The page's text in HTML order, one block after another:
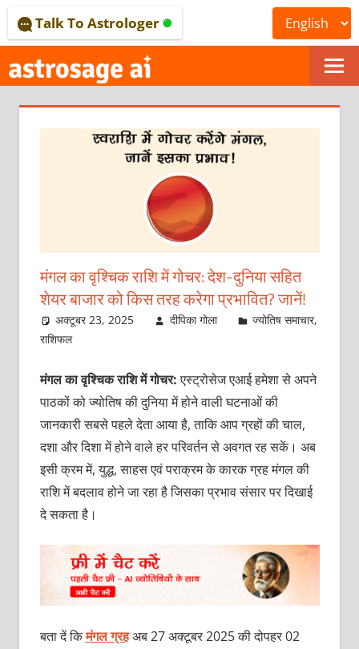
to
content
ONLINE
ASTROLOGICAL
JOURNAL
–
ASTROSAGE
MAGAZINE
Talk To Astrologer
मंगल का वृश्चिक राशि में गोचर: देश-दुनिया सहित
शेयर बाजार को किस तरह करेगा प्रभावित? जानें!
अक्टूबर 23, 2025 दीपिका गोला ज्योतिष समाचार,
राशिफल
मंगलका वृश्चिक राशि में गोचर:एस्ट्रोसेज एआई हमेशा से अपने
पाठकों को ज्योतिष की दुनिया में होने वाली घटनाओं की
जानकारी सबसे पहले देता आया है, ताकि आप ग्रहों की चाल,
दशा और दिशा में होने वाले हर परिवर्तन से अवगत रह सकें। अब
इसी क्रम में, युद्ध, साहस एवं पराक्रम के कारक ग्रह मंगल की
राशि में बदलाव होने जा रहा है जिसका प्रभाव संसार पर दिखाई
दे सकता है।
बता दें किमंगल ग्रहअब 27 अक्टूबर 2025 की दोपहर 02